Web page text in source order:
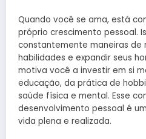
Quando você se ama, está
próprio crescimento pessoal.
constantemente maneiras de
habilidades e expandir seus
motiva você a investir em si
educação, da prática de
saúde física e mental. Esse
desenvolvimento pessoal é
vida plena e realizada.